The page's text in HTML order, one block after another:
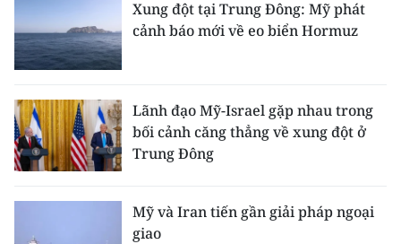
Xung đột tại Trung Đông: Mỹ phát
cảnh báo mới về eo biển Hormuz
Lãnh đạo Mỹ-Israel gặp nhau trong
bối cảnh căng thẳng về xung đột ở
Trung Đông
Mỹ và Iran tiến gần giải pháp ngoại
giao